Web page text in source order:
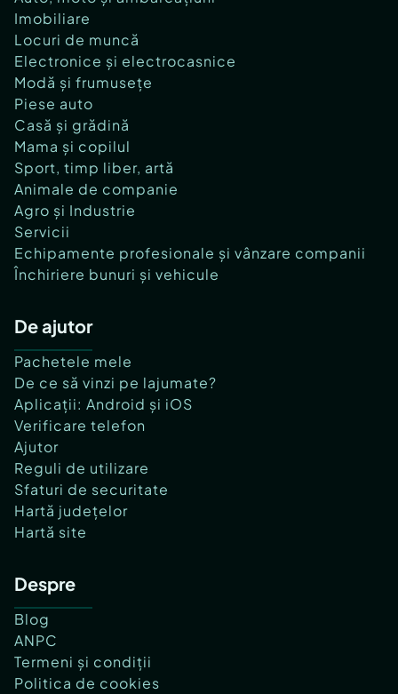
Imobiliare
Locuri de muncă
Electronice și electrocasnice
Modă și frumusețe
Piese auto
Casă și grădină
Mama și copilul
Sport, timp liber, artă
Animale de companie
Agro și Industrie
Servicii
Echipamente profesionale și vânzare companii
Închiriere bunuri și vehicule
De ajutor
Pachetele mele
De ce să vinzi pe lajumate?
Aplicații: Android și iOS
Verificare telefon
Ajutor
Reguli de utilizare
Sfaturi de securitate
Hartă județelor
Hartă site
Despre
Blog
ANPC
Termeni și condiții
Politica de cookies